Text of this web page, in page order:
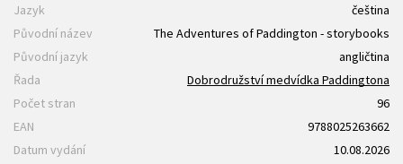
Jazyk
čeština
Původní název
The Adventures of Paddington - storybooks
Původní jazyk
angličtina
Řada
Dobrodružství medvídka Paddingtona
Počet stran
96
EAN
9788025263662
Datum vydání
10.08.2026